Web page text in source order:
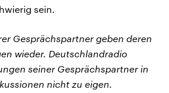
sein.
Gesprächspartner geben deren
wieder. Deutschlandradio
seiner Gesprächspartner in
nicht zu eigen.